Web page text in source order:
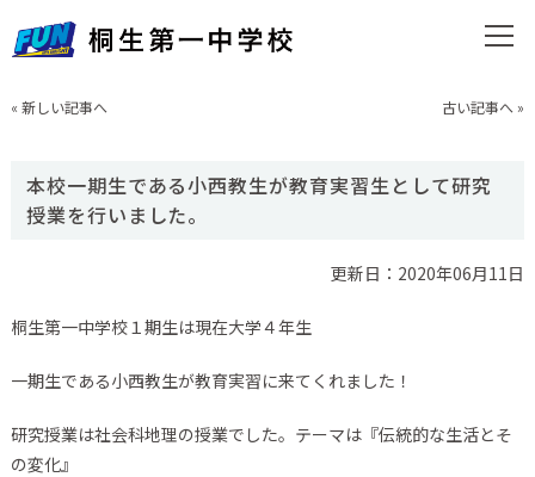
« 新しい記事へ 古い記事へ »
本校一期生である小西教生が教育実習生として研究
授業を行いました。
更新日：2020年06月11日
桐生第一中学校１期生は現在大学４年生
一期生である小西教生が教育実習に来てくれました！
研究授業は社会科地理の授業でした。テーマは『伝統的な生活とそ
の変化』